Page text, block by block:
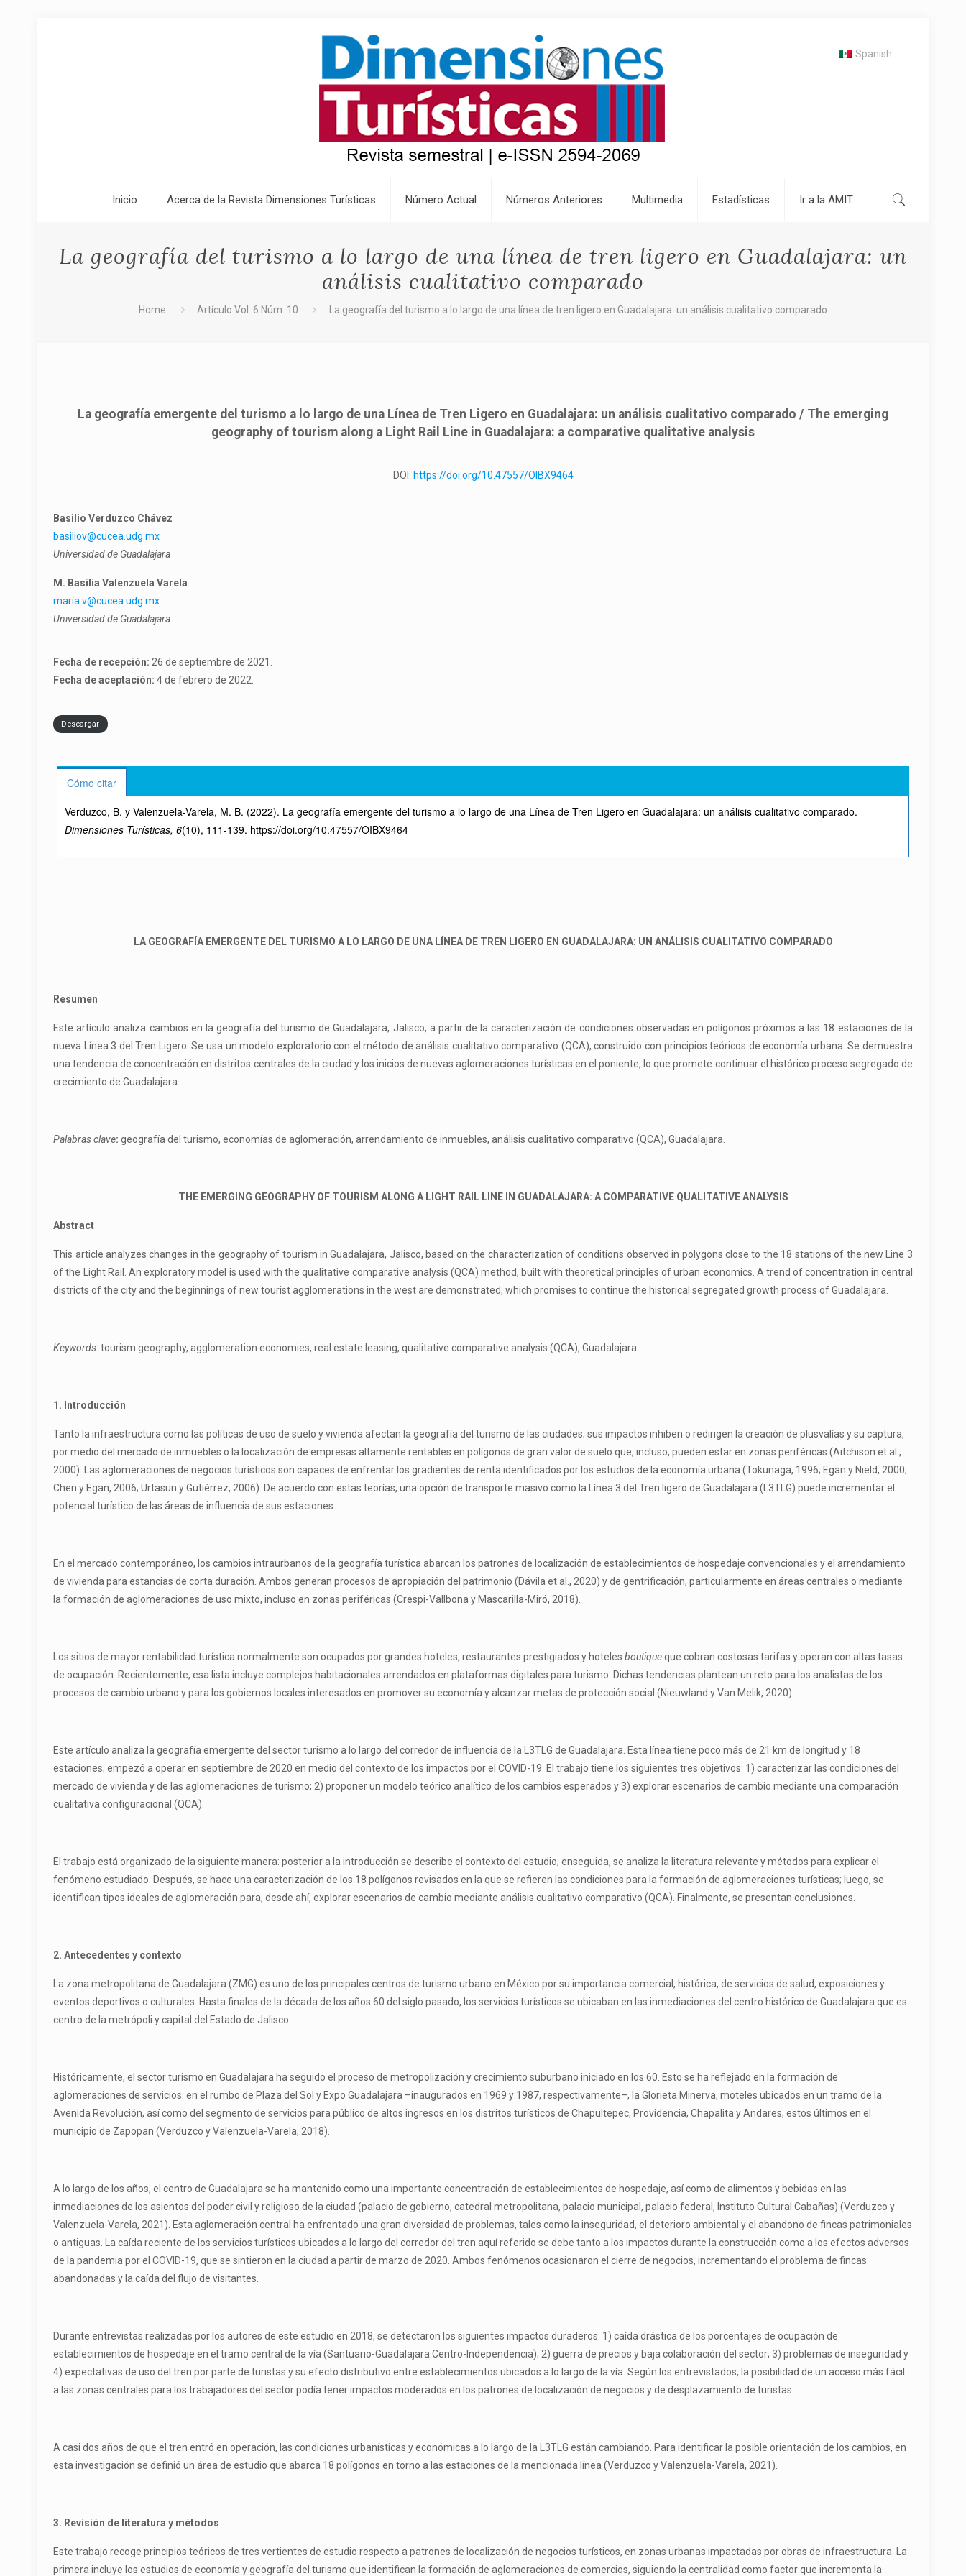
Inicio Acerca de la Revista Dimensiones Turísticas Número Actual Números Anteriores Multimedia Estadísticas Ir a la AMIT
Spanish
La geografía del turismo a lo largo de una línea de tren ligero en Guadalajara: un
análisis cualitativo comparado
Home Artículo Vol. 6 Núm. 10 La geografía del turismo a lo largo de una línea de tren ligero en Guadalajara: un análisis cualitativo comparado
La geografía emergente del turismo a lo largo de una Línea de Tren Ligero en Guadalajara: un análisis cualitativo comparado / The emerging
geography of tourism along a Light Rail Line in Guadalajara: a comparative qualitative analysis
DOI: https://doi.org/10.47557/OIBX9464
Basilio Verduzco Chávez
basiliov@cucea.udg.mx
Universidad de Guadalajara
M. Basilia Valenzuela Varela
maría.v@cucea.udg.mx
Universidad de Guadalajara
Fecha de recepción: 26 de septiembre de 2021.
Fecha de aceptación: 4 de febrero de 2022.
Descargar
Cómo citar
Verduzco, B. y Valenzuela-Varela, M. B. (2022). La geografía emergente del turismo a lo largo de una Línea de Tren Ligero en Guadalajara: un análisis cualitativo comparado.
Dimensiones Turísticas, 6(10), 111-139. https://doi.org/10.47557/OIBX9464
LA GEOGRAFÍA EMERGENTE DEL TURISMO A LO LARGO DE UNA LÍNEA DE TREN LIGERO EN GUADALAJARA: UN ANÁLISIS CUALITATIVO COMPARADO
Resumen
Este artículo analiza cambios en la geografía del turismo de Guadalajara, Jalisco, a partir de la caracterización de condiciones observadas en polígonos próximos a las 18 estaciones de la
nueva Línea 3 del Tren Ligero. Se usa un modelo exploratorio con el método de análisis cualitativo comparativo (QCA), construido con principios teóricos de economía urbana. Se demuestra
una tendencia de concentración en distritos centrales de la ciudad y los inicios de nuevas aglomeraciones turísticas en el poniente, lo que promete continuar el histórico proceso segregado de
crecimiento de Guadalajara.
Palabras clave:geografía del turismo, economías de aglomeración, arrendamiento de inmuebles, análisis cualitativo comparativo (QCA), Guadalajara.
THE EMERGING GEOGRAPHY OF TOURISM ALONG A LIGHT RAIL LINE IN GUADALAJARA: A COMPARATIVE QUALITATIVE ANALYSIS
Abstract
This article analyzes changes in the geography of tourism in Guadalajara, Jalisco, based on the characterization of conditions observed in polygons close to the 18 stations of the new Line 3
of the Light Rail. An exploratory model is used with the qualitative comparative analysis (QCA) method, built with theoretical principles of urban economics. A trend of concentration in central
districts of the city and the beginnings of new tourist agglomerations in the west are demonstrated, which promises to continue the historical segregated growth process of Guadalajara.
Keywords:tourism geography, agglomeration economies, real estate leasing, qualitative comparative analysis (QCA), Guadalajara.
1. Introducción
Tanto la infraestructura como las políticas de uso de suelo y vivienda afectan la geografía del turismo de las ciudades; sus impactos inhiben o redirigen la creación de plusvalías y su captura,
por medio del mercado de inmuebles o la localización de empresas altamente rentables en polígonos de gran valor de suelo que, incluso, pueden estar en zonas periféricas (Aitchison et al.,
2000). Las aglomeraciones de negocios turísticos son capaces de enfrentar los gradientes de renta identificados por los estudios de la economía urbana (Tokunaga, 1996; Egan y Nield, 2000;
Chen y Egan, 2006; Urtasun y Gutiérrez, 2006). De acuerdo con estas teorías, una opción de transporte masivo como la Línea 3 del Tren ligero de Guadalajara (L3TLG) puede incrementar el
potencial turístico de las áreas de influencia de sus estaciones.
En el mercado contemporáneo, los cambios intraurbanos de la geografía turística abarcan los patrones de localización de establecimientos de hospedaje convencionales y el arrendamiento
de vivienda para estancias de corta duración. Ambos generan procesos de apropiación del patrimonio (Dávila et al., 2020) y de gentrificación, particularmente en áreas centrales o mediante
la formación de aglomeraciones de uso mixto, incluso en zonas periféricas (Crespi-Vallbona y Mascarilla-Miró, 2018).
Los sitios de mayor rentabilidad turística normalmente son ocupados por grandes hoteles, restaurantes prestigiados y hotelesboutiqueque cobran costosas tarifas y operan con altas tasas
de ocupación. Recientemente, esa lista incluye complejos habitacionales arrendados en plataformas digitales para turismo. Dichas tendencias plantean un reto para los analistas de los
procesos de cambio urbano y para los gobiernos locales interesados en promover su economía y alcanzar metas de protección social (Nieuwland y Van Melik, 2020).
Este artículo analiza la geografía emergente del sector turismo a lo largo del corredor de influencia de la L3TLG de Guadalajara. Esta línea tiene poco más de 21 km de longitud y 18
estaciones; empezó a operar en septiembre de 2020 en medio del contexto de los impactos por el COVID-19. El trabajo tiene los siguientes tres objetivos: 1) caracterizar las condiciones del
mercado de vivienda y de las aglomeraciones de turismo; 2) proponer un modelo teórico analítico de los cambios esperados y 3) explorar escenarios de cambio mediante una comparación
cualitativa configuracional (QCA).
El trabajo está organizado de la siguiente manera: posterior a la introducción se describe el contexto del estudio; enseguida, se analiza la literatura relevante y métodos para explicar el
fenómeno estudiado. Después, se hace una caracterización de los 18 polígonos revisados en la que se refieren las condiciones para la formación de aglomeraciones turísticas; luego, se
identifican tipos ideales de aglomeración para, desde ahí, explorar escenarios de cambio mediante análisis cualitativo comparativo (QCA). Finalmente, se presentan conclusiones.
2. Antecedentes y contexto
La zona metropolitana de Guadalajara (ZMG) es uno de los principales centros de turismo urbano en México por su importancia comercial, histórica, de servicios de salud, exposiciones y
eventos deportivos o culturales. Hasta finales de la década de los años 60 del siglo pasado, los servicios turísticos se ubicaban en las inmediaciones del centro histórico de Guadalajara que es
centro de la metrópoli y capital del Estado de Jalisco.
Históricamente, el sector turismo en Guadalajara ha seguido el proceso de metropolización y crecimiento suburbano iniciado en los 60. Esto se ha reflejado en la formación de
aglomeraciones de servicios: en el rumbo de Plaza del Sol y Expo Guadalajara –inaugurados en 1969 y 1987, respectivamente–, la Glorieta Minerva, moteles ubicados en un tramo de la
Avenida Revolución, así como del segmento de servicios para público de altos ingresos en los distritos turísticos de Chapultepec, Providencia, Chapalita y Andares, estos últimos en el
municipio de Zapopan (Verduzco y Valenzuela-Varela, 2018).
A lo largo de los años, el centro de Guadalajara se ha mantenido como una importante concentración de establecimientos de hospedaje, así como de alimentos y bebidas en las
inmediaciones de los asientos del poder civil y religioso de la ciudad (palacio de gobierno, catedral metropolitana, palacio municipal, palacio federal, Instituto Cultural Cabañas) (Verduzco y
Valenzuela-Varela, 2021). Esta aglomeración central ha enfrentado una gran diversidad de problemas, tales como la inseguridad, el deterioro ambiental y el abandono de fincas patrimoniales
o antiguas. La caída reciente de los servicios turísticos ubicados a lo largo del corredor del tren aquí referido se debe tanto a los impactos durante la construcción como a los efectos adversos
de la pandemia por el COVID-19, que se sintieron en la ciudad a partir de marzo de 2020. Ambos fenómenos ocasionaron el cierre de negocios, incrementando el problema de fincas
abandonadas y la caída del flujo de visitantes.
Durante entrevistas realizadas por los autores de este estudio en 2018, se detectaron los siguientes impactos duraderos: 1) caída drástica de los porcentajes de ocupación de
establecimientos de hospedaje en el tramo central de la vía (Santuario-Guadalajara Centro-Independencia); 2) guerra de precios y baja colaboración del sector; 3) problemas de inseguridad y
4) expectativas de uso del tren por parte de turistas y su efecto distributivo entre establecimientos ubicados a lo largo de la vía. Según los entrevistados, la posibilidad de un acceso más fácil
a las zonas centrales para los trabajadores del sector podía tener impactos moderados en los patrones de localización de negocios y de desplazamiento de turistas.
A casi dos años de que el tren entró en operación, las condiciones urbanísticas y económicas a lo largo de la L3TLG están cambiando. Para identificar la posible orientación de los cambios, en
esta investigación se definió un área de estudio que abarca 18 polígonos en torno a las estaciones de la mencionada línea (Verduzco y Valenzuela-Varela, 2021).
3. Revisión de literatura y métodos
Este trabajo recoge principios teóricos de tres vertientes de estudio respecto a patrones de localización de negocios turísticos, en zonas urbanas impactadas por obras de infraestructura. La
primera incluye los estudios de economía y geografía del turismo que identifican la formación de aglomeraciones de comercios, siguiendo la centralidad como factor que incrementa la